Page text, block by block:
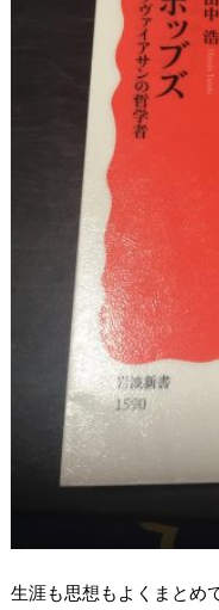
生涯も思想もよくまとめ